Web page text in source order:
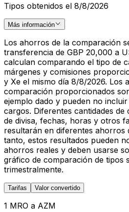
Tipos obtenidos el 8/8/2026
Más información
Los ahorros de la comparación
transferencia de GBP 20,000 a
calculan comparando el tipo de
márgenes y comisiones
y Xe el mismo día 8/8/2026. Los
comparación proporcionados
ejemplo dado y pueden no
cargos. Diferentes cantidades de
de divisa, fechas, horas y otros
resultarán en diferentes ahorros
tanto, estos resultados pueden
ahorros reales y deben usarse
gráfico de comparación de tipos
trimestralmente.
Tarifas Valor convertido
1 MRO a AZM